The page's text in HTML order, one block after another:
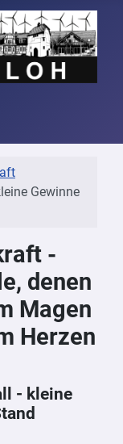
Gewinne
-
denen
Magen
Herzen
- kleine